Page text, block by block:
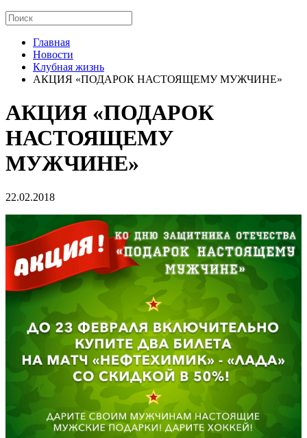
Главная
Новости
Клубная жизнь
АКЦИЯ «ПОДАРОК НАСТОЯЩЕМУ МУЖЧИНЕ»
АКЦИЯ «ПОДАРОК
НАСТОЯЩЕМУ
МУЖЧИНЕ»
22.02.2018